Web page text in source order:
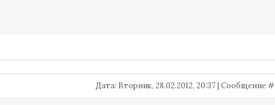
Дата: Вторник, 28.02.2012, 20:37 | Сообщение #